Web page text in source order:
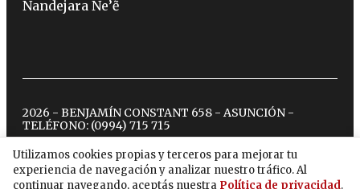
Utilizamos cookies propias y terceros para mejorar tu
experiencia de navegación y analizar nuestro tráfico. Al
continuar navegando, aceptás nuestra Política de privacidad.
Ñandejara Ñe’ẽ
2026 - BENJAMÍN CONSTANT 658 - ASUNCIÓN -
TELÉFONO: (0994) 715 715
twitterinstagram
facebook
tiktokyoutubespotify